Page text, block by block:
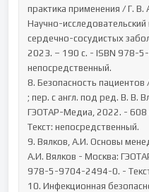
практика применения / Г.
Научно-
сердечно-сосудистых
2023. – 190 с. - ISBN 978-
непосредственный.
8. Безопасность
; пер. с англ. под ред. В. В.
ГЭОТАР-Медиа, 2022. -
Текст: непосредственный.
9. Вялков, А.И. Основы
А.И. Вялков - Москва:
978-5-9704-2494-0. -
10. Инфекционная